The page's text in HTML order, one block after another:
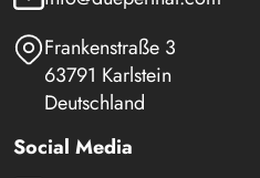
Frankenstraße 3
63791 Karlstein
Deutschland
Social Media